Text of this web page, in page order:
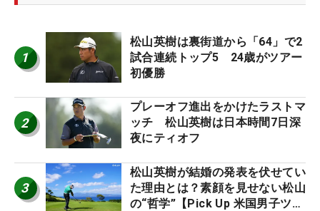
1
松山英樹は裏街道から「64」で2
試合連続トップ5 24歳がツアー
初優勝
2
プレーオフ進出をかけたラストマ
ッチ 松山英樹は日本時間7日深
夜にティオフ
3
松山英樹が結婚の発表を伏せてい
た理由とは？素顔を見せない松山
の“哲学”【Pick Up 米国男子ツア